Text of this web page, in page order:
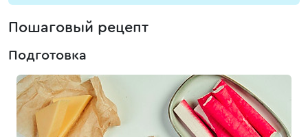
Пошаговый рецепт
Подготовка